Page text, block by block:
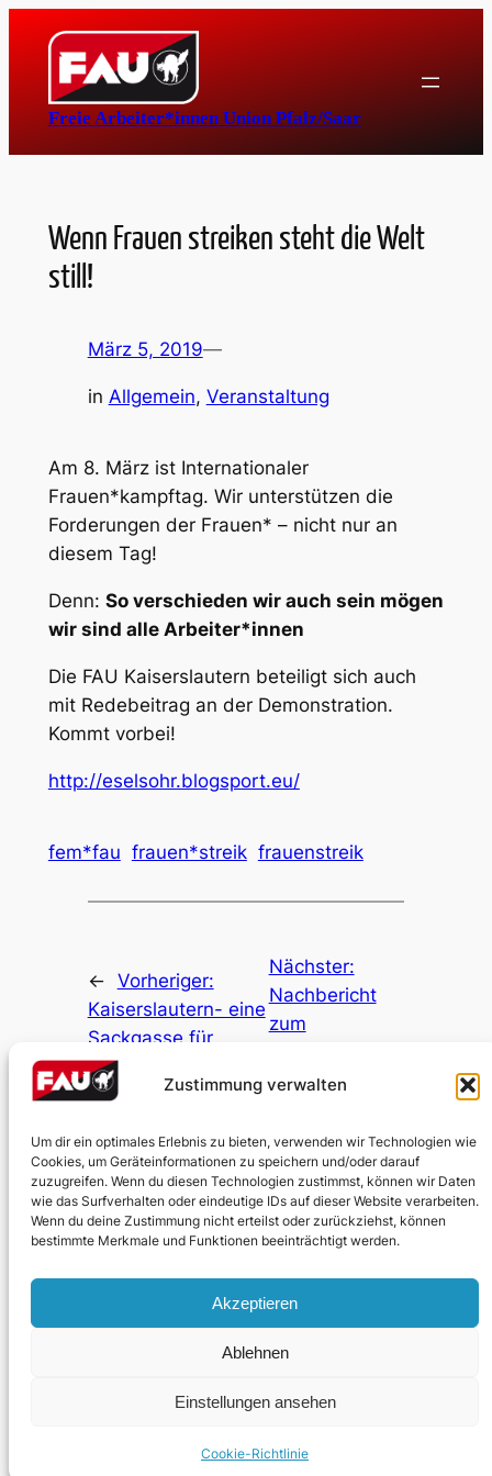
Zustimmung verwalten
Um dir ein optimales Erlebnis zu bieten, verwenden wir Technologien wie
Cookies, um Geräteinformationen zu speichern und/oder darauf
zuzugreifen. Wenn du diesen Technologien zustimmst, können wir Daten
wie das Surfverhalten oder eindeutige IDs auf dieser Website verarbeiten.
Wenn du deine Zustimmung nicht erteilst oder zurückziehst, können
bestimmte Merkmale und Funktionen beeinträchtigt werden.
Akzeptieren
Ablehnen
Einstellungen ansehen
Cookie-Richtlinie
Inhalt
springen
Freie Arbeiter*innen Union Pfalz/Saar
Wenn Frauen streiken steht die Welt
still!
März 5, 2019—
in Allgemein, Veranstaltung
Am 8. März ist Internationaler
Frauen*kampftag. Wir unterstützen die
Forderungen der Frauen* – nicht nur an
diesem Tag!
Denn: So verschieden wir auch sein mögen
wir sind alle Arbeiter*innen
Die FAU Kaiserslautern beteiligt sich auch
mit Redebeitrag an der Demonstration.
Kommt vorbei!
http://eselsohr.blogsport.eu/
fem*fau frauen*streik frauenstreik
← Vorheriger:
Kaiserslautern- eine
Sackgasse für
Neonazis
Nächster:
Nachbericht
zum
→
Impressum
Datenschutzerklärung
Designed withWordPress